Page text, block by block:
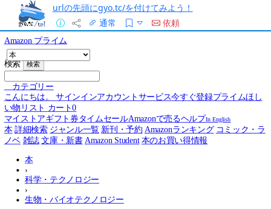
urlの先頭にgyo.tc/を付けてみよう！
通常
依頼